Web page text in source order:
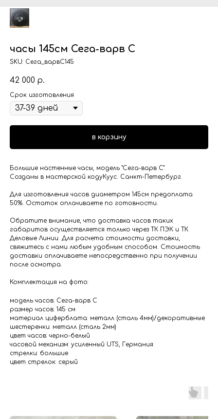
часы 145см Сега-варв С
SKU: Сега_варвС145
42 000 р.
Срок изготовления
в корзину
Большие настенные часы, модель "Сега-варв С".
Созданы в мастерской кодуКуус. Санкт-Петербург.
Для изготовления часов диаметром 145см предоплата
50%. Остаток оплачиваете по готовности.
Обратите внимание, что доставка часов таких
габаритов осуществляется только через ТК ПЭК и ТК
Деловые Линии. Для расчета стоимости доставки,
свяжитесь с нами любым удобным способом. Стоимость
доставки оплачиваете непосредственно при получении
после осмотра.
Комплектация на фото:
модель часов: Сега-варв С
размер часов: 145 см
материал циферблата: металл (сталь 4мм)/декоративные
шестеренки: металл (сталь 2мм)
цвет часов: черно-белый
часовой механизм: усиленный UTS, Германия
стрелки: большие
цвет стрелок: серый